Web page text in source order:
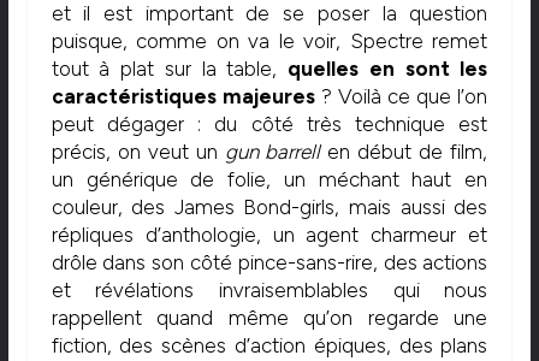
et il est important de se poser la question
puisque, comme on va le voir, Spectre remet
tout à plat sur la table, quelles en sont les
caractéristiques majeures? Voilà ce que l’on
peut dégager : du côté très technique est
précis, on veut un gun barrellen début de film,
un générique de folie, un méchant haut en
couleur, des James Bond-girls, mais aussi des
répliques d’anthologie, un agent charmeur et
drôle dans son côté pince-sans-rire, des actions
et révélations invraisemblables qui nous
rappellent quand même qu’on regarde une
fiction, des scènes d’action épiques, des plans